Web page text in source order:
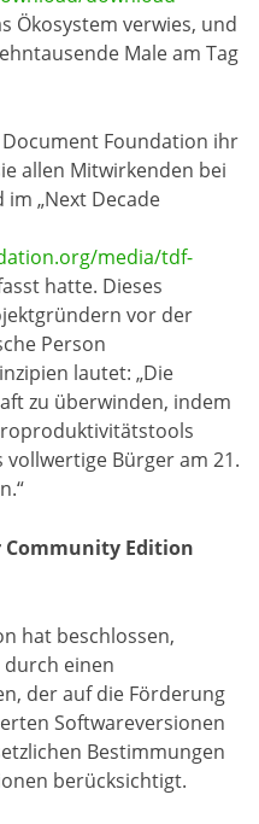
Ökosystem verwies, und
Male am Tag
Foundation ihr
allen Mitwirkenden bei
„Next Decade
media/tdf-
hatte. Dieses
vor der
Person
lautet: „Die
zu überwinden, indem
Bürger am 21.
Community Edition
hat beschlossen,
einen
der auf die Förderung
Softwareversionen
Bestimmungen
berücksichtigt.